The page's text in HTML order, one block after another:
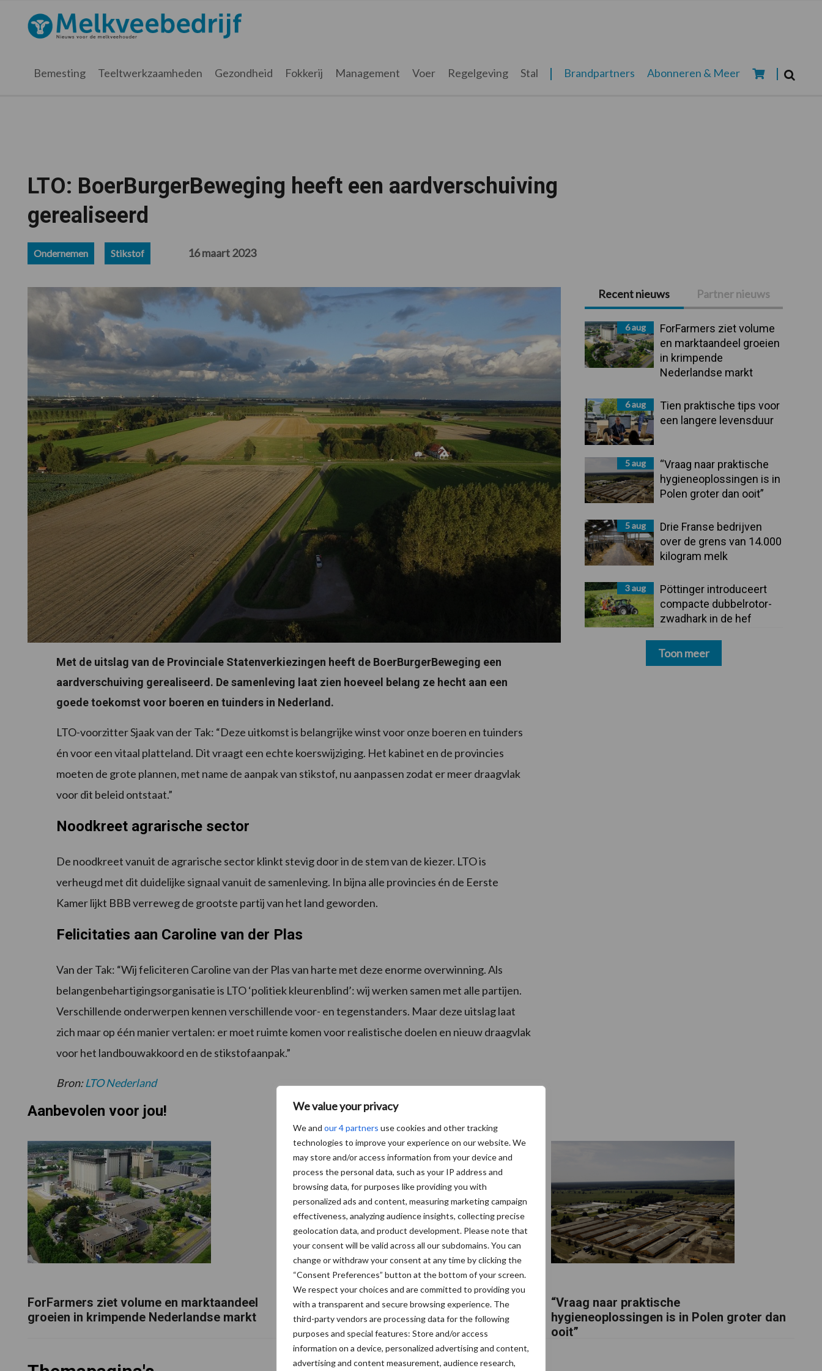
We value your privacy
We and our 4 partners use cookies and other tracking
technologies to improve your experience on our website. We
may store and/or access information from your device and
process the personal data, such as your IP address and
browsing data, for purposes like providing you with
personalized ads and content, measuring marketing campaign
effectiveness, analyzing audience insights, collecting precise
geolocation data, and product development. Please note that
your consent will be valid across all our subdomains. You can
change or withdraw your consent at any time by clicking the
“Consent Preferences” button at the bottom of your screen.
We respect your choices and are committed to providing you
with a transparent and secure browsing experience. The
third-party vendors are processing data for the following
purposes and special features: Store and/or access
information on a device, personalized advertising and content,
advertising and content measurement, audience research,
hoofdnavigatie
hoofd
eerste
voettekst
Melkveebedrijf.nl
Bemesting Teeltwerkzaamheden Gezondheid Fokkerij Management Voer Regelgeving Stal Brandpartners Abonneren & Meer
LTO: BoerBurgerBeweging heeft een aardverschuiving
gerealiseerd
Ondernemen Stikstof 16 maart 2023
Met de uitslag van de Provinciale Statenverkiezingen heeft de BoerBurgerBeweging een
aardverschuiving gerealiseerd. De samenleving laat zien hoeveel belang ze hecht aan een
goede toekomst voor boeren en tuinders in Nederland.
LTO-voorzitter Sjaak van der Tak: “Deze uitkomst is belangrijke winst voor onze boeren en tuinders
én voor een vitaal platteland. Dit vraagt een echte koerswijziging. Het kabinet en de provincies
moeten de grote plannen, met name de aanpak van stikstof, nu aanpassen zodat er meer draagvlak
voor dit beleid ontstaat.”
Noodkreet agrarische sector
De noodkreet vanuit de agrarische sector klinkt stevig door in de stem van de kiezer. LTO is
verheugd met dit duidelijke signaal vanuit de samenleving. In bijna alle provincies én de Eerste
Kamer lijkt BBB verreweg de grootste partij van het land geworden.
Felicitaties aan Caroline van der Plas
Van der Tak: “Wij feliciteren Caroline van der Plas van harte met deze enorme overwinning. Als
belangenbehartigingsorganisatie is LTO ‘politiek kleurenblind’: wij werken samen met alle partijen.
Verschillende onderwerpen kennen verschillende voor- en tegenstanders. Maar deze uitslag laat
zich maar op één manier vertalen: er moet ruimte komen voor realistische doelen en nieuw draagvlak
voor het landbouwakkoord en de stikstofaanpak.”
Bron:LTO Nederland
Primaire
Sidebar
Recent nieuws Partner nieuws
6 aug
ForFarmers ziet volume
en marktaandeel groeien
in krimpende
Nederlandse markt
6 aug
Tien praktische tips voor
een langere levensduur
5 aug
“Vraag naar praktische
hygieneoplossingen is in
Polen groter dan ooit”
5 aug
Drie Franse bedrijven
over de grens van 14.000
kilogram melk
3 aug
Pöttinger introduceert
compacte dubbelrotor-
zwadhark in de hef
Toon meer
Aanbevolen voor jou!
ForFarmers ziet volume en marktaandeel
groeien in krimpende Nederlandse markt
Tien praktische tips voor een langere
levensduur
“Vraag naar praktische
hygieneoplossingen is in Polen groter dan
ooit”